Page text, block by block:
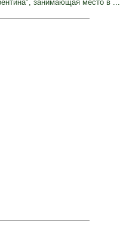
занимающая место в ...